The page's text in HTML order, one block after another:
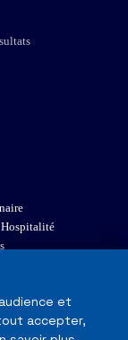
Hospitalité
et
accepter,